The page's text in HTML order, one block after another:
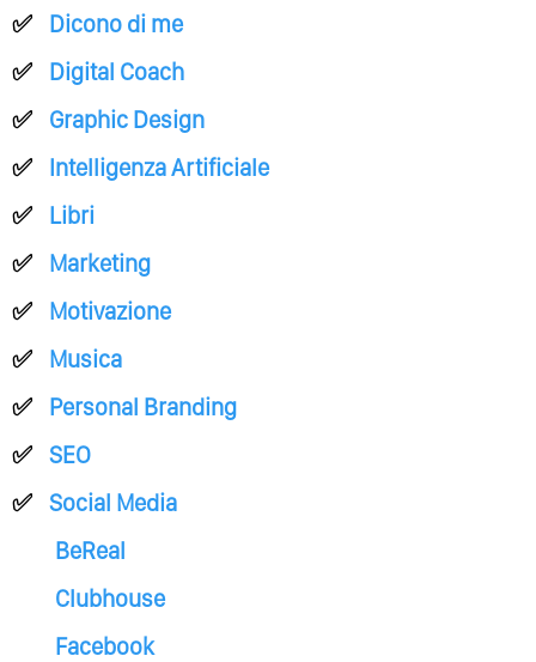
Dicono di me
Digital Coach
Graphic Design
Intelligenza Artificiale
Libri
Marketing
Motivazione
Musica
Personal Branding
SEO
Social Media
BeReal
Clubhouse
Facebook